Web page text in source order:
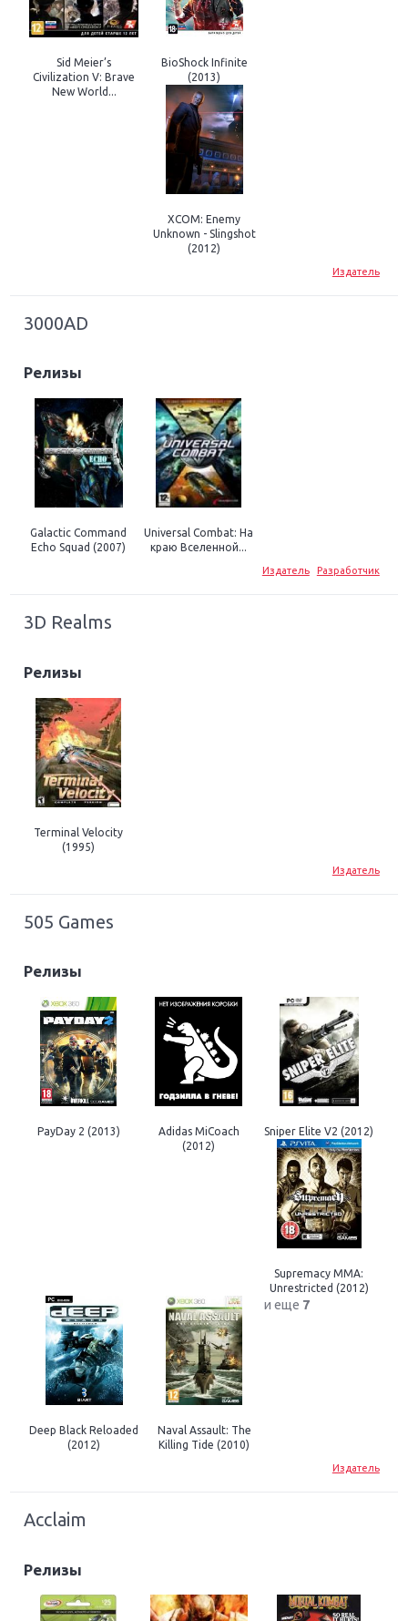
Sid Meier’s
Civilization V: Brave
New World...
BioShock Infinite
(2013)
XCOM: Enemy
Unknown - Slingshot
(2012)
Издатель
3000AD
Релизы
Galactic Command
Echo Squad (2007)
Universal Combat: На
краю Вселенной...
Издатель Разработчик
3D Realms
Релизы
Terminal Velocity
(1995)
Издатель
505 Games
Релизы
PayDay 2 (2013)
Adidas MiCoach
(2012)
Sniper Elite V2 (2012)
Supremacy MMA:
Unrestricted (2012)
Deep Black Reloaded
(2012)
Naval Assault: The
Killing Tide (2010)
и еще 7
Издатель
Acclaim
Релизы